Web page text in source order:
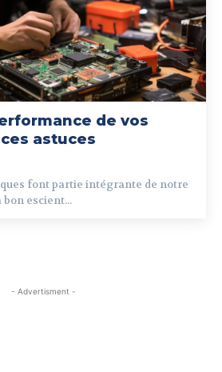
de vos
astuces
font partie intégrante de notre
escient...
- Advertisment -